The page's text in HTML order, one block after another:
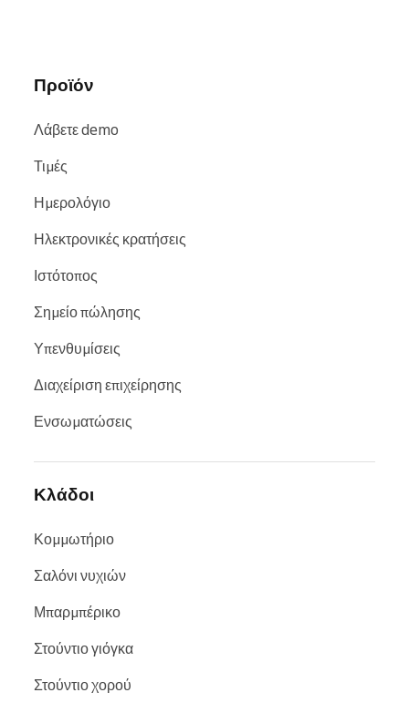
Προϊόν
Λάβετε demo
Τιμές
Ημερολόγιο
Ηλεκτρονικές κρατήσεις
Ιστότοπος
Σημείο πώλησης
Υπενθυμίσεις
Διαχείριση επιχείρησης
Ενσωματώσεις
Κλάδοι
Κομμωτήριο
Σαλόνι νυχιών
Μπαρμπέρικο
Στούντιο γιόγκα
Στούντιο χορού